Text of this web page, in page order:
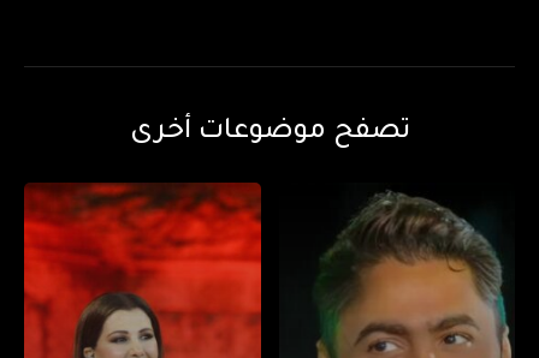
تصفح موضوعات أخرى